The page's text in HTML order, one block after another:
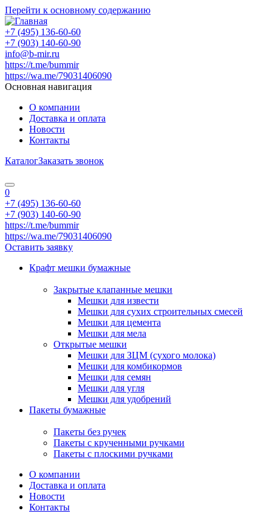
Перейти к основному содержанию
+7 (495) 136-60-60
+7 (903) 140-60-90
info@b-mir.ru
https://t.me/bummir
https://wa.me/79031406090
Основная навигация
О компании
Доставка и оплата
Новости
Контакты
КаталогЗаказать звонок
0
+7 (495) 136-60-60
+7 (903) 140-60-90
https://t.me/bummir
https://wa.me/79031406090
Оставить заявку
Крафт мешки бумажные
Закрытые клапанные мешки
Мешки для извести
Мешки для сухих строительных смесей
Мешки для цемента
Мешки для мела
Открытые мешки
Мешки для ЗЦМ (сухого молока)
Мешки для комбикормов
Мешки для семян
Мешки для угля
Мешки для удобрений
Пакеты бумажные
Пакеты без ручек
Пакеты с крученными ручками
Пакеты с плоскими ручками
О компании
Доставка и оплата
Новости
Контакты